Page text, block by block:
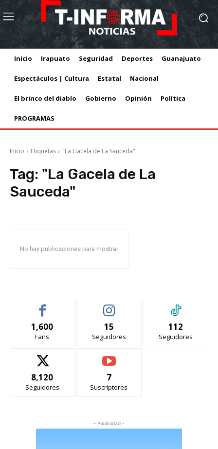
Inicio Irapuato Seguridad Deportes Guanajuato
Espectáculos | Cultura Estatal Nacional
El brinco del diablo Gobierno Opinión Política
PROGRAMAS
Inicio Etiquetas "La Gacela de La Sauceda"
Tag: "La Gacela de La
Sauceda"
No hay publicaciones para mostrar
1,600
Fans
15
Seguidores
112
Seguidores
8,120
Seguidores
7
Suscriptores
- Publicidad -